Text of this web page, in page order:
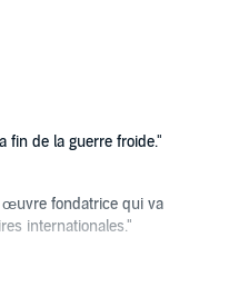
fin de la guerre froide."
fondatrice qui va
internationales."